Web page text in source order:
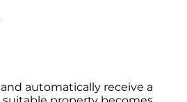
automatically receive a